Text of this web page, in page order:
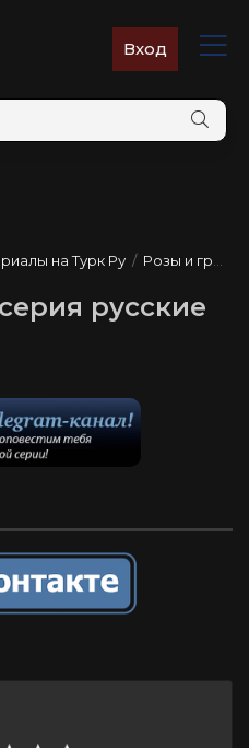
Вход
на Турк Ру / Розы и грехи
русские